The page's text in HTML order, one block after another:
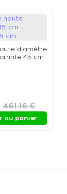
diamètre
45 cm
461,16 €
au panier